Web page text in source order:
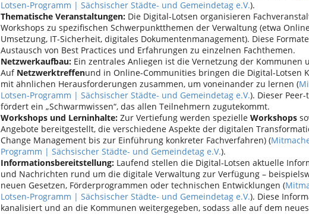
Lotsen-Programm | Sächsischer Städte- und Gemeindetag e.V.).
Thematische Veranstaltungen: Die Digital-Lotsen organisieren
Workshops zu spezifischen Schwerpunktthemen der Verwaltung (etwa
Umsetzung, IT-Sicherheit, digitales Dokumentenmanagement). Diese
Austausch von Best Practices und Erfahrungen zu einzelnen Fachthemen.
Netzwerkaufbau: Ein zentrales Anliegen ist die Vernetzung der Kommunen
Auf Netzwerktreffenund in Online-Communities bringen die Digital-Lotsen
mit ähnlichen Herausforderungen zusammen, um voneinander zu lernen (
Lotsen-Programm | Sächsischer Städte- und Gemeindetag e.V.). Dieser
fördert ein „Schwarmwissen“, das allen Teilnehmern zugutekommt.
Workshops und Lerninhalte: Zur Vertiefung werden spezielle Workshops
Angebote bereitgestellt, die verschiedene Aspekte der digitalen
Change Management bis zur Einführung konkreter Fachverfahren) (
Programm | Sächsischer Städte- und Gemeindetag e.V.).
Informationsbereitstellung: Laufend stellen die Digital-Lotsen aktuelle
und Nachrichten rund um die digitale Verwaltung zur Verfügung –
neuen Gesetzen, Förderprogrammen oder technischen Entwicklungen (
Lotsen-Programm | Sächsischer Städte- und Gemeindetag e.V.). Diese
kanalisiert und an die Kommunen weitergegeben, sodass alle auf dem